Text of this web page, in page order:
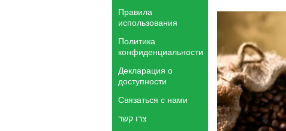
Правила
использования
Политика
конфиденциальности
Декларация о
доступности
Связаться с нами
צרו קשר